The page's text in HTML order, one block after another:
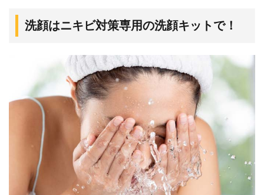
洗顔はニキビ対策専用の洗顔キットで！